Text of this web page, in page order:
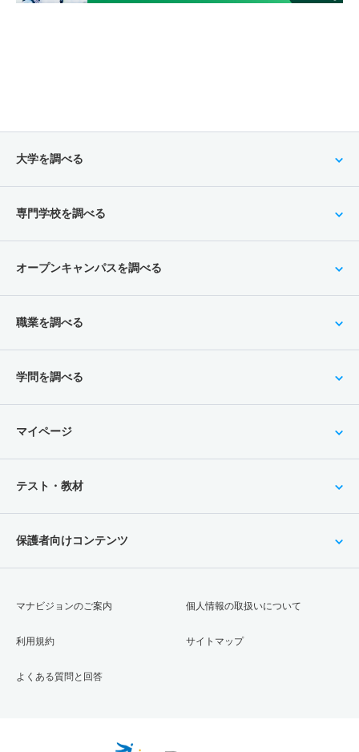
大学を調べる
専門学校を調べる
オープンキャンパスを調べる
職業を調べる
学問を調べる
マイページ
テスト・教材
保護者向けコンテンツ
マナビジョンのご案内
利用規約
よくある質問と回答
個人情報の取扱いについて
サイトマップ